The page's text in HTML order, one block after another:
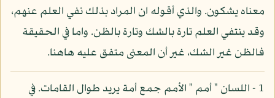
معناه يشكون. والذي أقوله ان المراد بذلك نفي العلم عنهم،
وقد ينتفي العلم تارة بالشك وتارة بالظن. واما في الحقيقة
فالظن غير الشك، غير أن المعنى متفق عليه هاهنا.
1 - اللسان " أمم " الأمم جمع أمة يريد طوال القامات. في